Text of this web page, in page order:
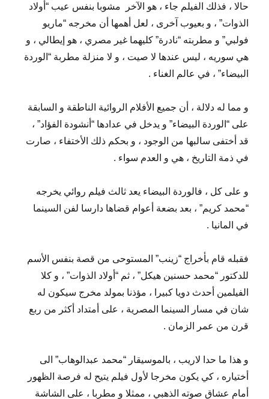
حالا ، فذلك الفيلم جاء ، هو الآخر
مشوبا بنفس عيب “أولاد
الذوات” ، و بعيوب آخرى ، لعل أهمها أن مخرجه “ماريو
فولبي” و مطربته “نادرة” كليهما غير مصري ، هو إيطالي ، و
هي سوريه ، ليس عندها لا صيت ، و لا منزلة مطربة “الوردة
البيضاء” ، في عالم الغناء .
و مما له دلالة ، أن جميع الأفلام الروائية الناطقة و السابقة
على “الوردة البيضاء” و يدخل في عدادها “أنشودة الفؤاد” ،
قد أختفى سالبها من الوجود ، و بحكم ذلك الأختفاء ، صارت
في ذمة التاريخ ، هي و العدم سواء .
و على كل ، فالوردة البيضاء يعد ثالث فيلم روائي يخرجه
“محمد كريم” ، بعد بضعة أعوام قضاها دارسا لفن السينما
في المانيا .
فقبله قام بأخراج “زينب” المستوحى من قصة بنفس الأسم
للدكتور “محمد حسنين هيكل” ، ثم “أولاد الذوات” ، و كلا
الفيلمين أحدث دويا كبيرا ، مؤذنا بمولد مخرج سيكون له
شان في مسار السينما المصرية ، على أمتداد أكثر من ربع
قرن من عمر الزمان .
و هذا ما حدا لاريب ، بالموسيقار “محمد عبدالوهاب” الى
أختياره ، كي يكون مخرجا لأول فيلم يتيح له فرصة الظهور
أمام عشاق صوته الذهبي ، ممثلا و مطربا ، على الشاشة